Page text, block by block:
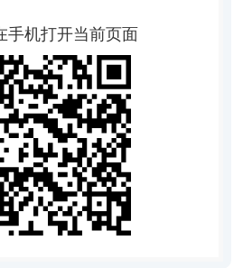
手机打开当前页面